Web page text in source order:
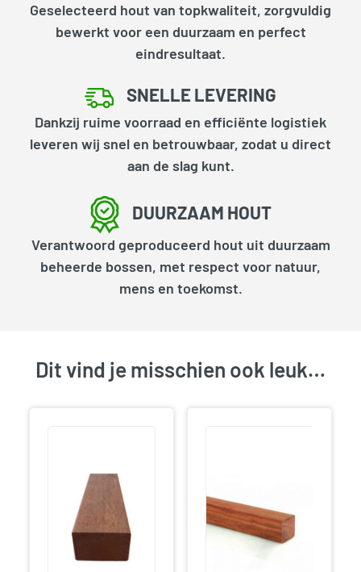
Geselecteerd hout van topkwaliteit, zorgvuldig
bewerkt voor een duurzaam en perfect
eindresultaat.
SNELLE LEVERING
Dankzij ruime voorraad en efficiënte logistiek
leveren wij snel en betrouwbaar, zodat u direct
aan de slag kunt.
DUURZAAM HOUT
Verantwoord geproduceerd hout uit duurzaam
beheerde bossen, met respect voor natuur,
mens en toekomst.
Dit vind je misschien ook leuk…